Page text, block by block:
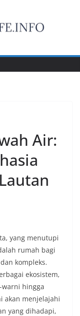
Air:
yang menutupi
rumah bagi
kompleks.
ekosistem,
hingga
akan menjelajahi
yang dihadapi,